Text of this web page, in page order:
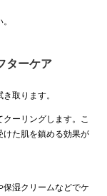
ターケア
取ります。
ーリングします。こ
けた肌を鎮める効果が
保湿クリームなどでケ